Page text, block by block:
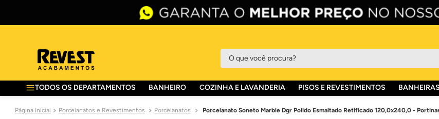
O que você procura?
TODOS OS DEPARTAMENTOS BANHEIRO COZINHA E LAVANDERIA PISOS E REVESTIMENTOS
Porcelanatos e Revestimentos Porcelanatos Porcelanato Soneto Marble Dgr Polido Esmaltado Retificado 120,0x240,0 -